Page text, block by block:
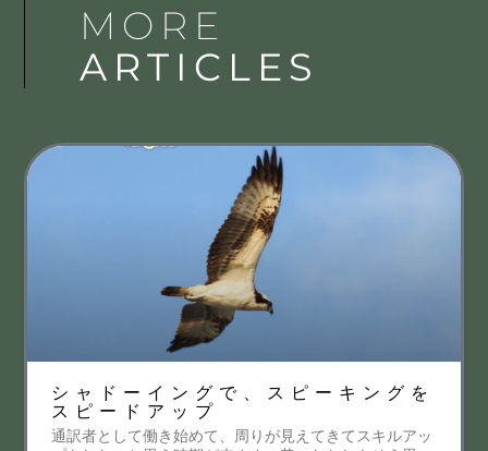
MORE
ARTICLES
シャドーイングで、スピーキングを
スピードアップ
通訳者として働き始めて、周りが見えてきてスキルアッ